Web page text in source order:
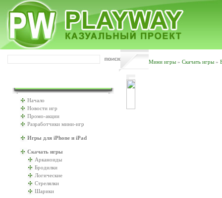
Мини игры » Скачать игры »
Начало
Новости игр
Промо-акции
Разработчики мини-игр
Игры для iPhone и iPad
Скачать игры
Арканоиды
Бродилки
Логические
Стрелялки
Шарики